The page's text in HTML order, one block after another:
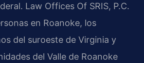
Law Offices Of SRIS, P.C.
en Roanoke, los
del suroeste de Virginia y
del Valle de Roanoke